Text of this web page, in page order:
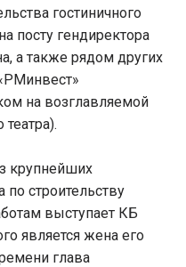
гостиничного
посту гендиректора
а также рядом других
на возглавляемой
крупнейших
строительству
выступает КБ
является жена его
глава